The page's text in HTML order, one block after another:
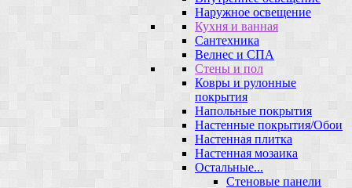
Наружное освещение
Кухня и ванная
Сантехника
Велнес и СПА
Стены и пол
Ковры и рулонные
покрытия
Напольные покрытия
Настенные покрытия/Обои
Настенная плитка
Настенная мозаика
Остальные...
Стеновые панели